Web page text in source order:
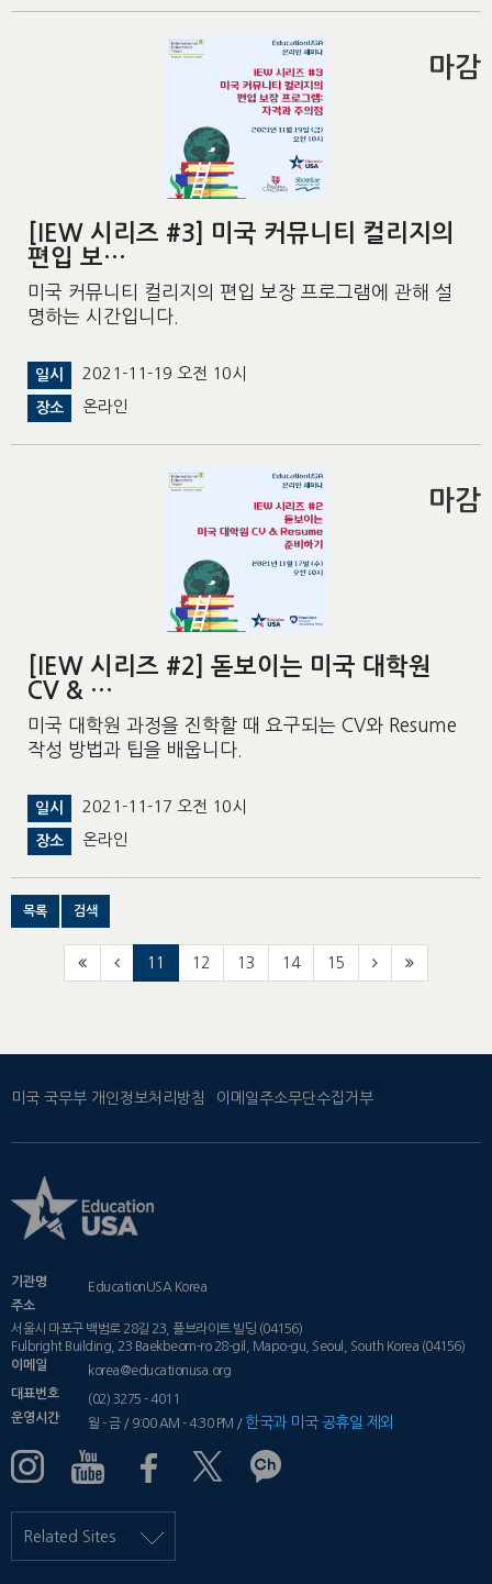
[IEW 시리즈 #3] 미국 커뮤니티 컬리지의
편입 보…
미국 커뮤니티 컬리지의 편입 보장 프로그램에 관해 설
명하는 시간입니다.
일시 2021-11-19 오전 10시
장소 온라인
마감
[IEW 시리즈 #2] 돋보이는 미국 대학원
CV & …
미국 대학원 과정을 진학할 때 요구되는 CV와 Resume
작성 방법과 팁을 배웁니다.
일시 2021-11-17 오전 10시
장소 온라인
마감
목록 검색
11 12 13 14 15
미국 국무부 개인정보처리방침 이메일주소무단수집거부
기관명
EducationUSA Korea
주소
서울시 마포구 백범로 28길 23, 풀브라이트 빌딩 (04156)
Fulbright Building, 23 Baekbeom-ro 28-gil, Mapo-gu, Seoul, South Korea (04156)
이메일
korea@educationusa.org
대표번호
(02) 3275 - 4011
운영시간
월 - 금 / 9:00 AM - 4:30 PM / 한국과 미국 공휴일 제외
Related Sites